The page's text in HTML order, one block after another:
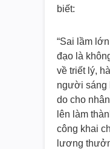
biết:
“Sai lầm
đạo là
về triết lý,
người sáng
do cho
lên làm
công khai
lương